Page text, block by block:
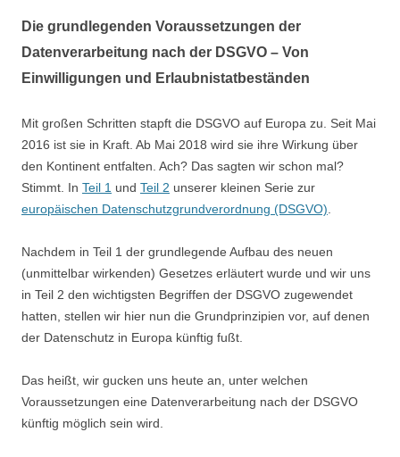
Die grundlegenden Voraussetzungen der
Datenverarbeitung nach der DSGVO – Von
Einwilligungen und Erlaubnistatbeständen
Mit großen Schritten stapft die DSGVO auf Europa zu. Seit Mai
2016 ist sie in Kraft. Ab Mai 2018 wird sie ihre Wirkung über
den Kontinent entfalten. Ach? Das sagten wir schon mal?
Stimmt. In Teil 1 und Teil 2 unserer kleinen Serie zur
europäischen Datenschutzgrundverordnung (DSGVO)
Nachdem in Teil 1 der grundlegende Aufbau des neuen
(unmittelbar wirkenden) Gesetzes erläutert wurde und wir uns
in Teil 2 den wichtigsten Begriffen der DSGVO zugewendet
hatten, stellen wir hier nun die Grundprinzipien vor, auf denen
der Datenschutz in Europa künftig fußt.
Das heißt, wir gucken uns heute an, unter welchen
Voraussetzungen eine Datenverarbeitung nach der DSGVO
künftig möglich sein wird.